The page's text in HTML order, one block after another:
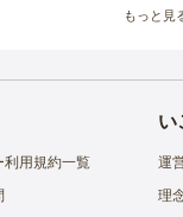
もっと見
利用規約一覧
い
運
理